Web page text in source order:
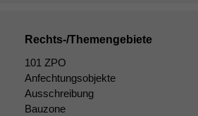
Rechts-/Themengebiete
101 ZPO
Anfechtungsobjekte
Ausschreibung
Bauzone